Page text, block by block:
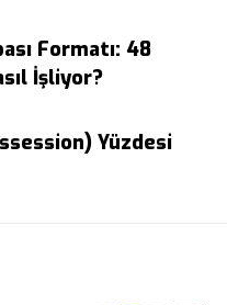
Formatı: 48
İşliyor?
Yüzdesi